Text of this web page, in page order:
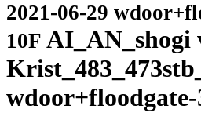
2021-06-29
10F AI_AN_shogi
wdoor+floodgate-